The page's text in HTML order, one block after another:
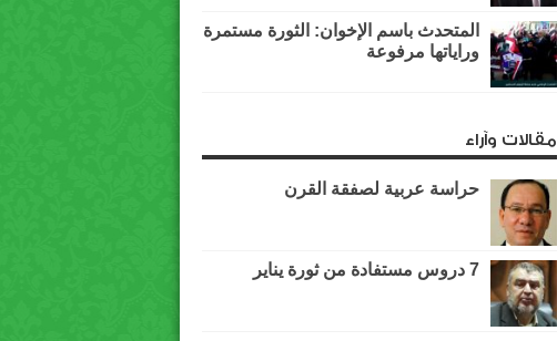
المتحدث باسم الإخوان: الثورة مستمرة
وراياتها مرفوعة
مقالات وآراء
حراسة عربية لصفقة القرن
7 دروس مستفادة من ثورة يناير